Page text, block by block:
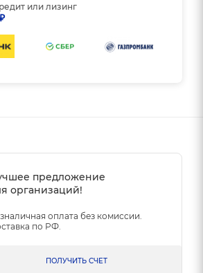
или лизинг
предложение
организаций!
оплата без комиссии.
по РФ.
ПОЛУЧИТЬ СЧЕТ